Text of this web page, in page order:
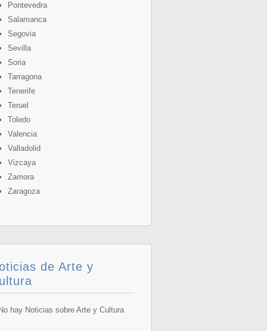
Pontevedra
Salamanca
Segovia
Sevilla
Soria
Tarragona
Tenerife
Teruel
Toledo
Valencia
Valladolid
Vizcaya
Zamora
Zaragoza
de Arte y
hay Noticias sobre Arte y Cultura